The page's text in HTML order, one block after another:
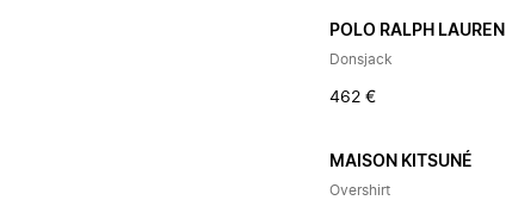
POLO RALPH LAUREN
Donsjack
462 €
MAISON KITSUNÉ
Overshirt